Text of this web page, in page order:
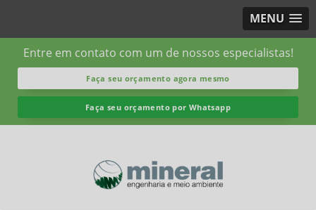
MENU
Entre em contato com um de nossos especialistas!
Faça seu orçamento agora mesmo
Faça seu orçamento por Whatsapp